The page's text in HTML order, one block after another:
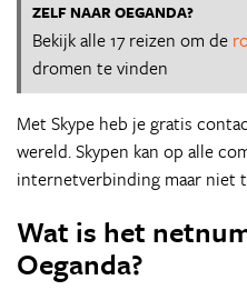
ZELF NAAR OEGANDA?
Bekijk alle 17 reizen om de
dromen te vinden
Met Skype heb je gratis
wereld. Skypen kan op alle
internetverbinding maar niet
Wat is het
Oeganda?